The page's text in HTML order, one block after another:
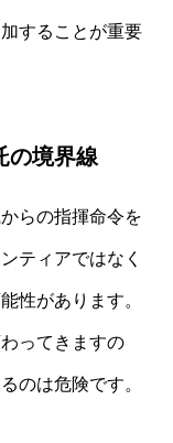
することが重要
の境界線
らの指揮命令を
ティアではなく
性があります。
ってきますの
のは危険です。